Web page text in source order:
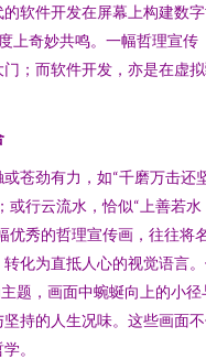
软件开发在屏幕上构建数
上奇妙共鸣。一幅哲理宣传
；而软件开发，亦是在虚
苍劲有力，如“千磨万击还
或行云流水，恰似“上善若水
优秀的哲理宣传画，往往将
化为直抵人心的视觉语言
题，画面中蜿蜒向上的小径
持的人生况味。这些画面
。